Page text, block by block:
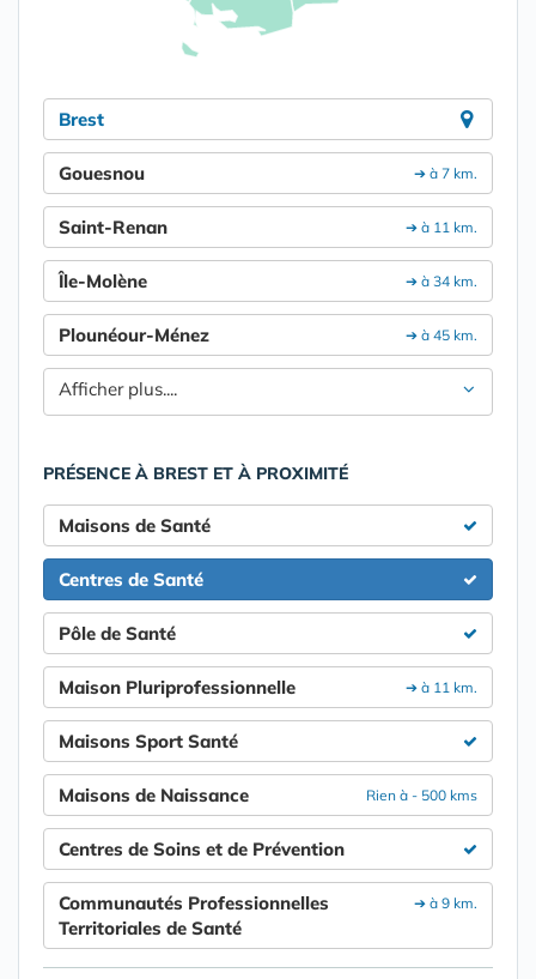
Brest
➔ à 7 km.
Gouesnou
➔ à 11 km.
Saint-Renan
➔ à 34 km.
Île-Molène
➔ à 45 km.
Plounéour-Ménez
Afficher plus....
PRÉSENCE À BREST ET À PROXIMITÉ
Maisons de Santé
Centres de Santé
Pôle de Santé
➔ à 11 km.
Maison Pluriprofessionnelle
Maisons Sport Santé
Rien à - 500 kms
Maisons de Naissance
Centres de Soins et de Prévention
➔ à 9 km.
Communautés Professionnelles
Territoriales de Santé